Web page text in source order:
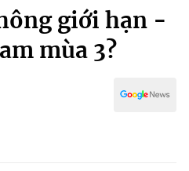
giới hạn -
mùa 3?